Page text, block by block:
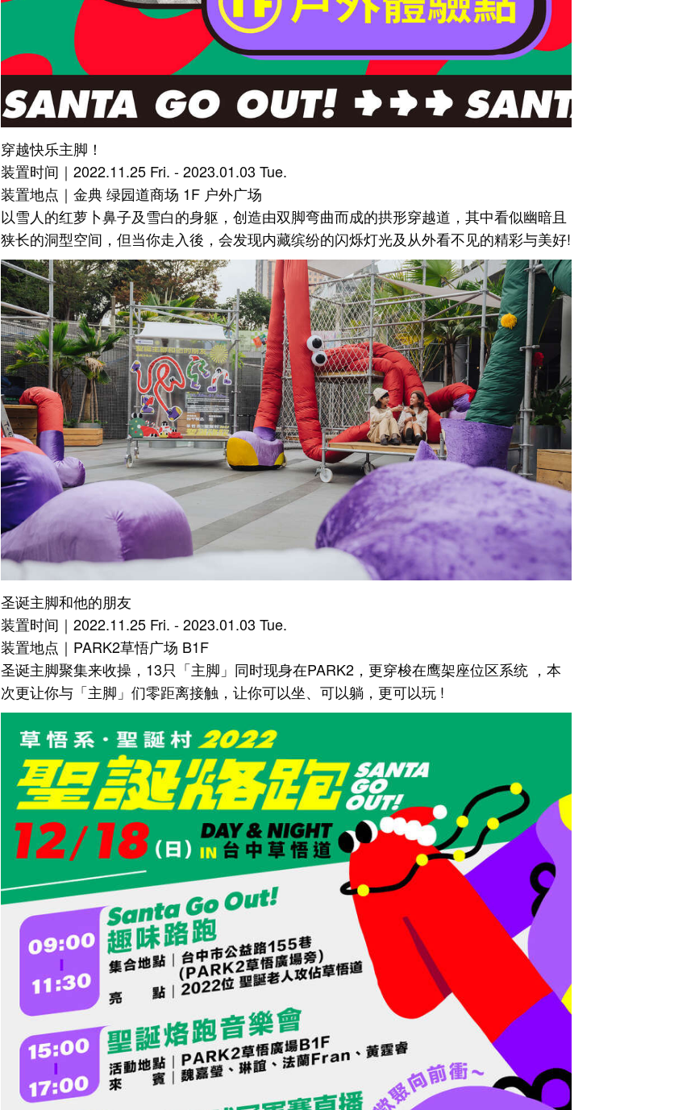
穿越快乐主脚！
装置时间｜2022.11.25 Fri. - 2023.01.03 Tue.
装置地点｜金典 绿园道商场 1F 户外广场
以雪人的红萝卜鼻子及雪白的身躯，创造由双脚弯曲而成的拱形穿越道，其中看似幽暗且
狭长的洞型空间，但当你走入後，会发现内藏缤纷的闪烁灯光及从外看不见的精彩与美好!
圣诞主脚和他的朋友
装置时间｜2022.11.25 Fri. - 2023.01.03 Tue.
装置地点｜PARK2草悟广场 B1F
圣诞主脚聚集来收操，13只「主脚」同时现身在PARK2，更穿梭在鹰架座位区系统 ，本
次更让你与「主脚」们零距离接触，让你可以坐、可以躺，更可以玩 !